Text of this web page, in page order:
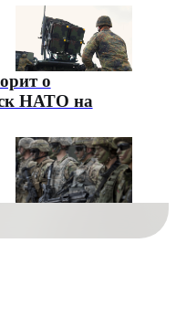
о
НАТО на